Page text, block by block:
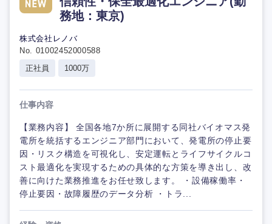
務地：東京)
株式会社レノバ
No. 01002452000588
正社員
1000万
仕事内容
【業務内容】 全国各地7か所に展開する同社バイオマス発
電所を統括するエンジニア部門において、発電所の停止要
因・リスク構造を可視化し、安定運転とライフサイクルコ
スト最適化を実現するための具体的な方策を導き出し、改
善に向けた業務推進をお任せ致します。 ・設備稼働率・
停止要因・故障履歴のデータ分析 ・トラ...